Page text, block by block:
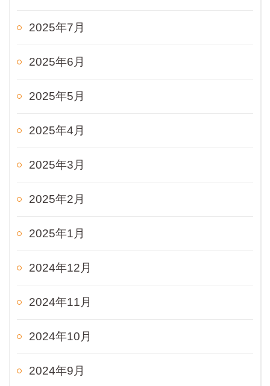
2025年7月
2025年6月
2025年5月
2025年4月
2025年3月
2025年2月
2025年1月
2024年12月
2024年11月
2024年10月
2024年9月